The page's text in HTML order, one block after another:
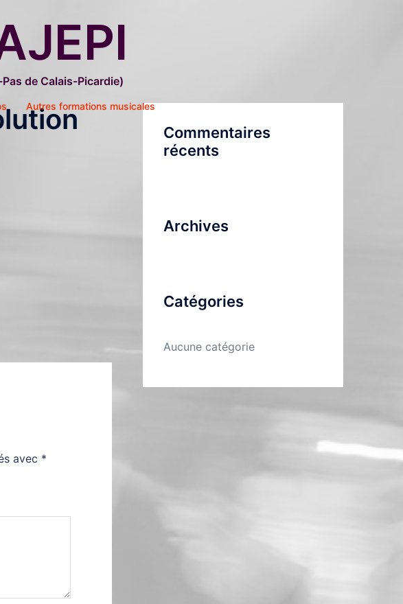
de Calais-Picardie)
Autres formations musicales
avec *
Commentaires
récents
Archives
Catégories
Aucune catégorie